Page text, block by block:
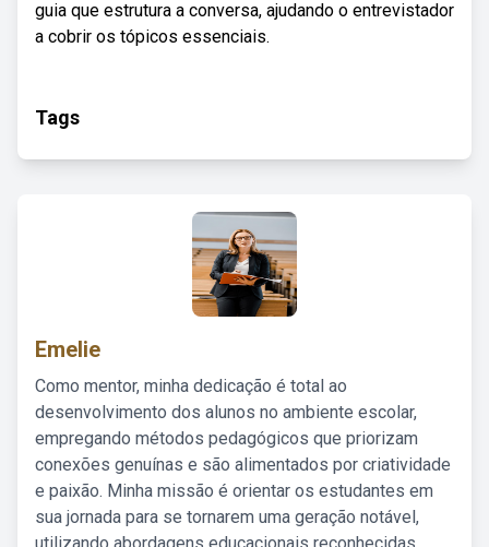
guia que estrutura a conversa, ajudando o entrevistador
a cobrir os tópicos essenciais.
Tags
Emelie
Como mentor, minha dedicação é total ao
desenvolvimento dos alunos no ambiente escolar,
empregando métodos pedagógicos que priorizam
conexões genuínas e são alimentados por criatividade
e paixão. Minha missão é orientar os estudantes em
sua jornada para se tornarem uma geração notável,